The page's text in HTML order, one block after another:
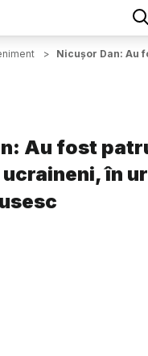
> Nicușor Dan: Au
Au fost
în